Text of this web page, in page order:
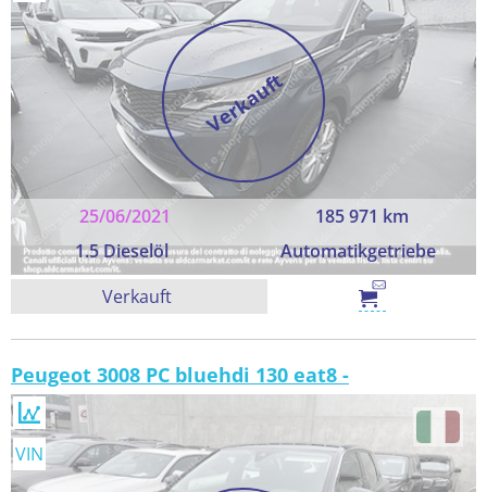
Verkauft
25/06/2021
185 971 km
1.5 Dieselöl
Automatikgetriebe
Verkauft
Peugeot 3008 PC bluehdi 130 eat8 -
VIN